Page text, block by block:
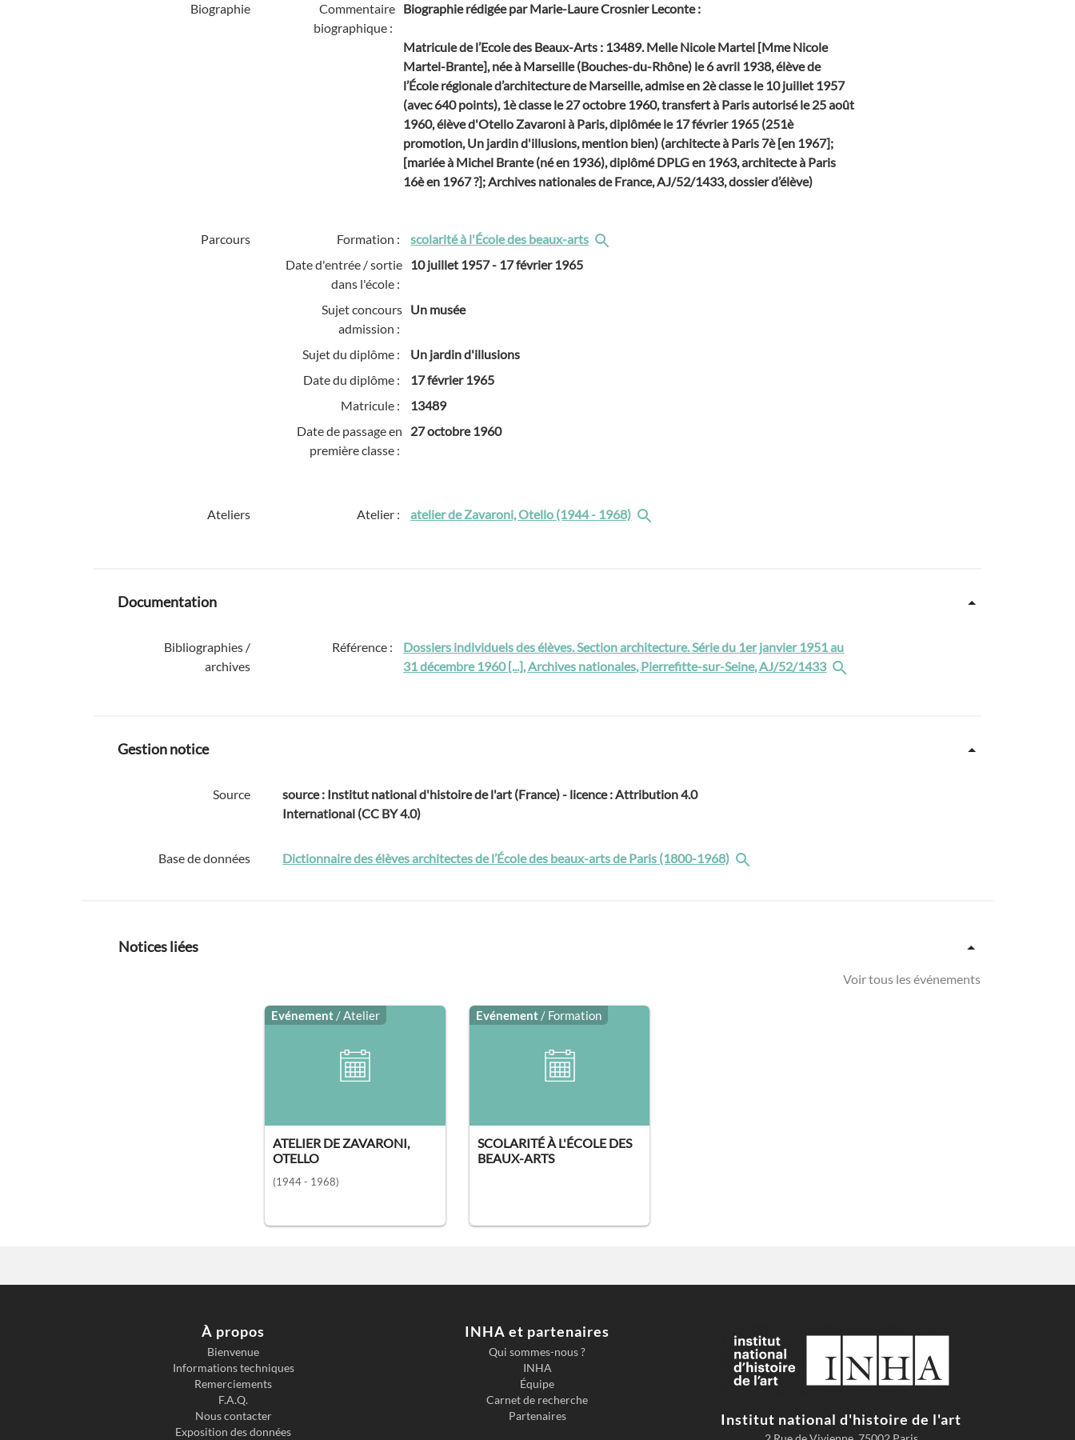
Biographie
Commentaire
biographique :
Biographie rédigée par Marie-Laure Crosnier Leconte:
Matricule de l’Ecole des Beaux-Arts : 13489. Melle Nicole Martel [Mme Nicole
Martel-Brante], née à Marseille (Bouches-du-Rhône) le 6 avril 1938, élève de
l’École régionale d’architecture de Marseille, admise en 2è classe le 10 juillet 1957
(avec 640 points), 1è classe le 27 octobre 1960, transfert à Paris autorisé le 25 août
1960, élève d'Otello Zavaroni à Paris, diplômée le 17 février 1965 (251è
promotion, Un jardin d'illusions, mention bien) (architecte à Paris 7è [en 1967];
[mariée à Michel Brante (né en 1936), diplômé DPLG en 1963, architecte à Paris
16è en 1967 ?]; Archives nationales de France, AJ/52/1433, dossier d’élève)
Parcours Formation :
scolarité à l'École des beaux-arts
Date d'entrée / sortie
dans l'école :
10 juillet 1957- 17 février 1965
Sujet concours
admission :
Un musée
Sujet du diplôme :
Un jardin d'illusions
Date du diplôme :
17 février 1965
Matricule :
13489
Date de passage en
première classe :
27 octobre 1960
Ateliers Atelier : atelier de Zavaroni, Otello (1944 - 1968)
Documentation
Bibliographies /
archives
Référence :
Dossiers individuels des élèves. Section architecture. Série du 1er janvier 1951 au
31 décembre 1960 [...], Archives nationales, Pierrefitte-sur-Seine, AJ/52/1433
Gestion notice
Source
source : Institut national d'histoire de l'art (France) - licence : Attribution 4.0
International (CC BY 4.0)
Base de données Dictionnaire des élèves architectes de l’École des beaux-arts de Paris (1800-1968)
Notices liées
Voir tous les événements
Evénement / Atelier
ATELIER DE ZAVARONI,
OTELLO
(1944 - 1968)
Evénement / Formation
SCOLARITÉ À L'ÉCOLE DES
BEAUX-ARTS
À propos
Bienvenue
Informations techniques
Remerciements
F.A.Q.
Nous contacter
Exposition des données
INHA et partenaires
Qui sommes-nous ?
INHA
Équipe
Carnet de recherche
Partenaires
Institut national d'histoire de l'art